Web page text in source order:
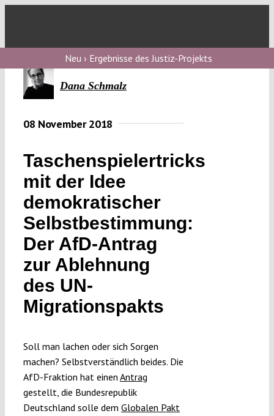
Verfassungs
blog
Verfassungs
podcast
Verfassungs
editorial
About
Submissions
Funding
Projects
Neu › Ergebnisse des Justiz-Projekts
Dana Schmalz
08 November 2018
Taschenspielertricks
mit der Idee
demokratischer
Selbstbestimmung:
Der AfD-Antrag
zur Ablehnung
des UN-
Migrationspakts
Soll man lachen oder sich Sorgen
machen? Selbstverständlich beides. Die
AfD-Fraktion hat einen Antrag
gestellt, die Bundesrepublik
Deutschland solle dem Globalen Pakt